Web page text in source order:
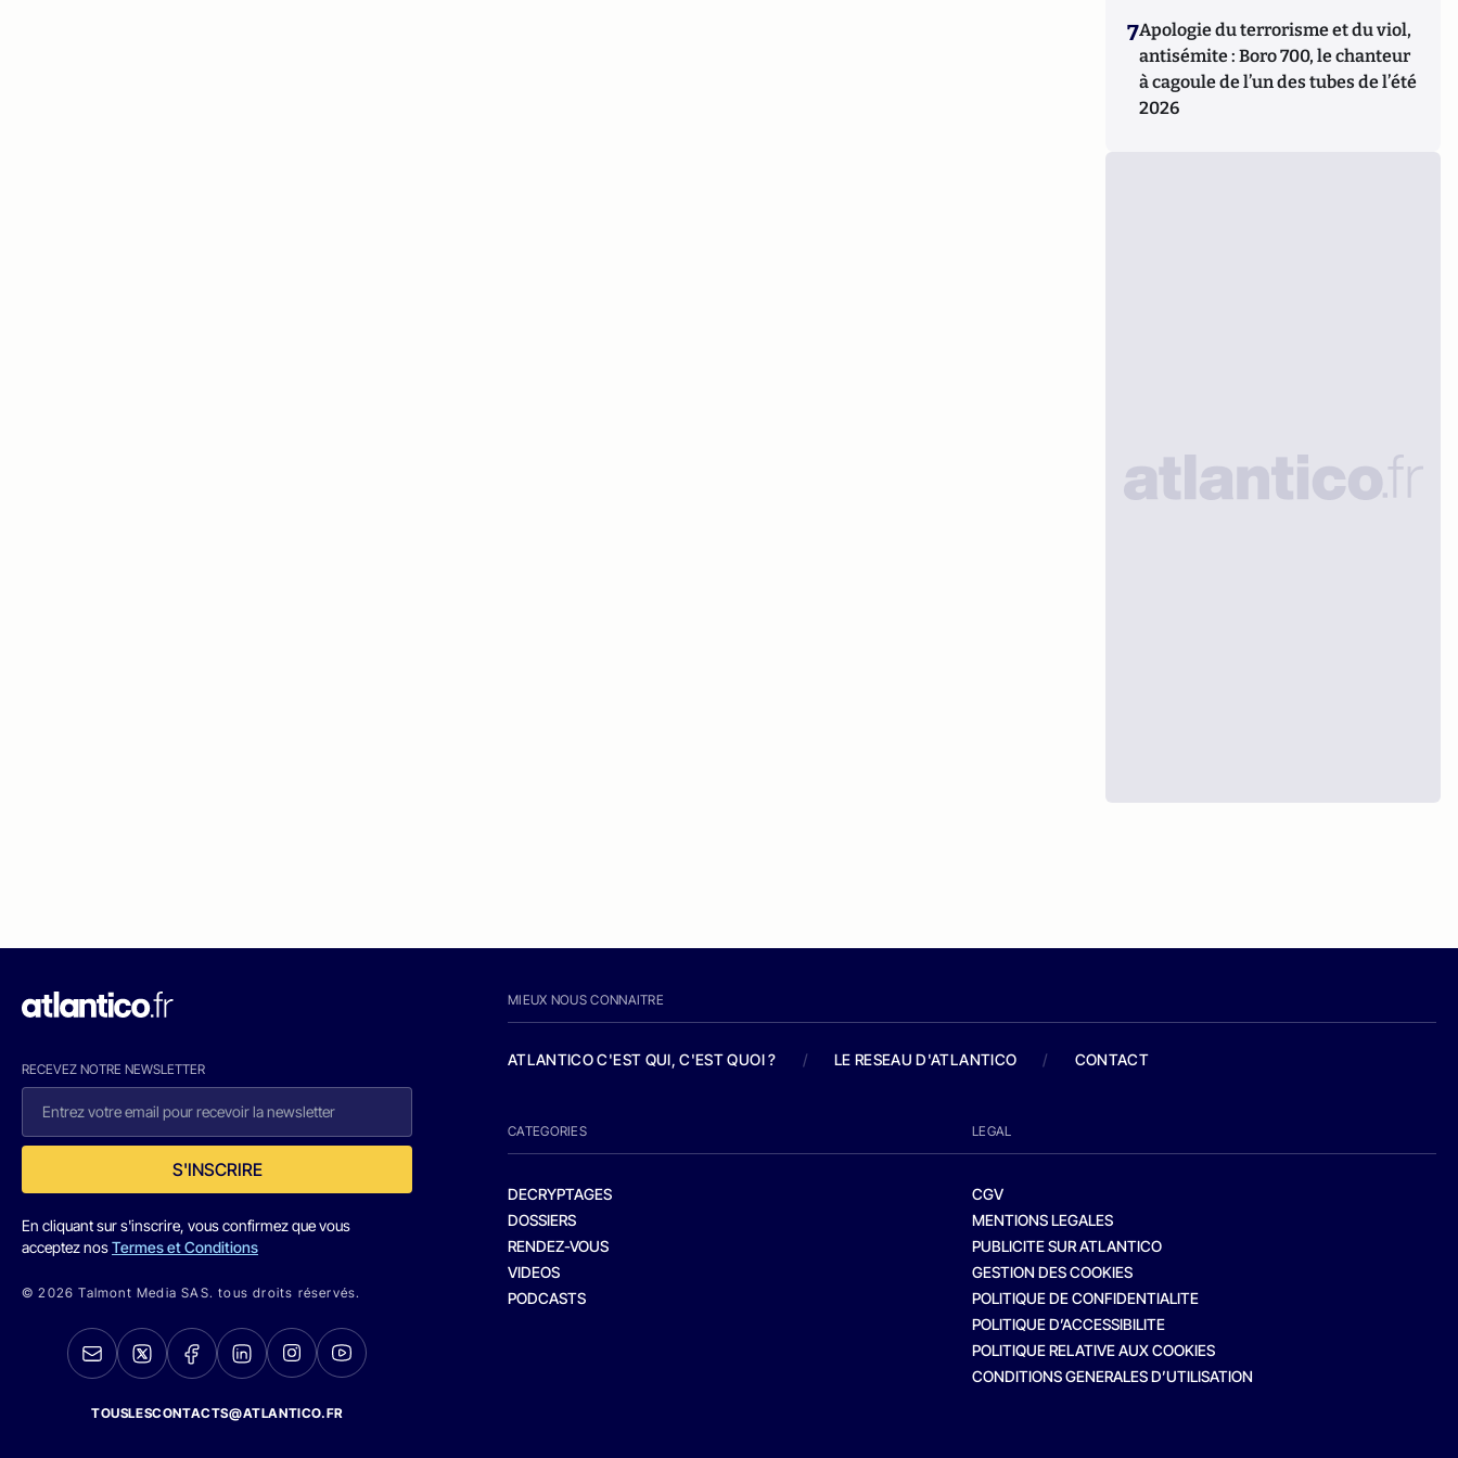
7Apologie du terrorisme et du viol,
antisémite : Boro 700, le chanteur
à cagoule de l’un des tubes de l’été
2026
RECEVEZ NOTRE NEWSLETTER
S'INSCRIRE
En cliquant sur s'inscrire, vous confirmez que vous
acceptez nosTermes et Conditions
© 2026 Talmont Media SAS. tous droits réservés.
TOUSLESCONTACTS@ATLANTICO.FR
MIEUX NOUS CONNAITRE
ATLANTICO C'EST QUI, C'EST QUOI ? / LE RESEAU D'ATLANTICO / CONTACT
CATEGORIES
DECRYPTAGES
DOSSIERS
RENDEZ-VOUS
VIDEOS
PODCASTS
LEGAL
CGV
MENTIONS LEGALES
PUBLICITE SUR ATLANTICO
GESTION DES COOKIES
POLITIQUE DE CONFIDENTIALITE
POLITIQUE D’ACCESSIBILITE
POLITIQUE RELATIVE AUX COOKIES
CONDITIONS GENERALES D’UTILISATION